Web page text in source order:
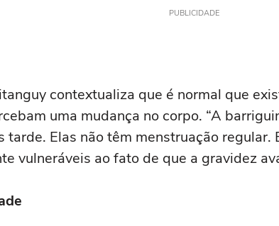
PUBLICIDADE
contextualiza que é normal que
uma mudança no corpo. “A
tarde. Elas não têm menstruação regular.
vulneráveis ao fato de que a gravidez